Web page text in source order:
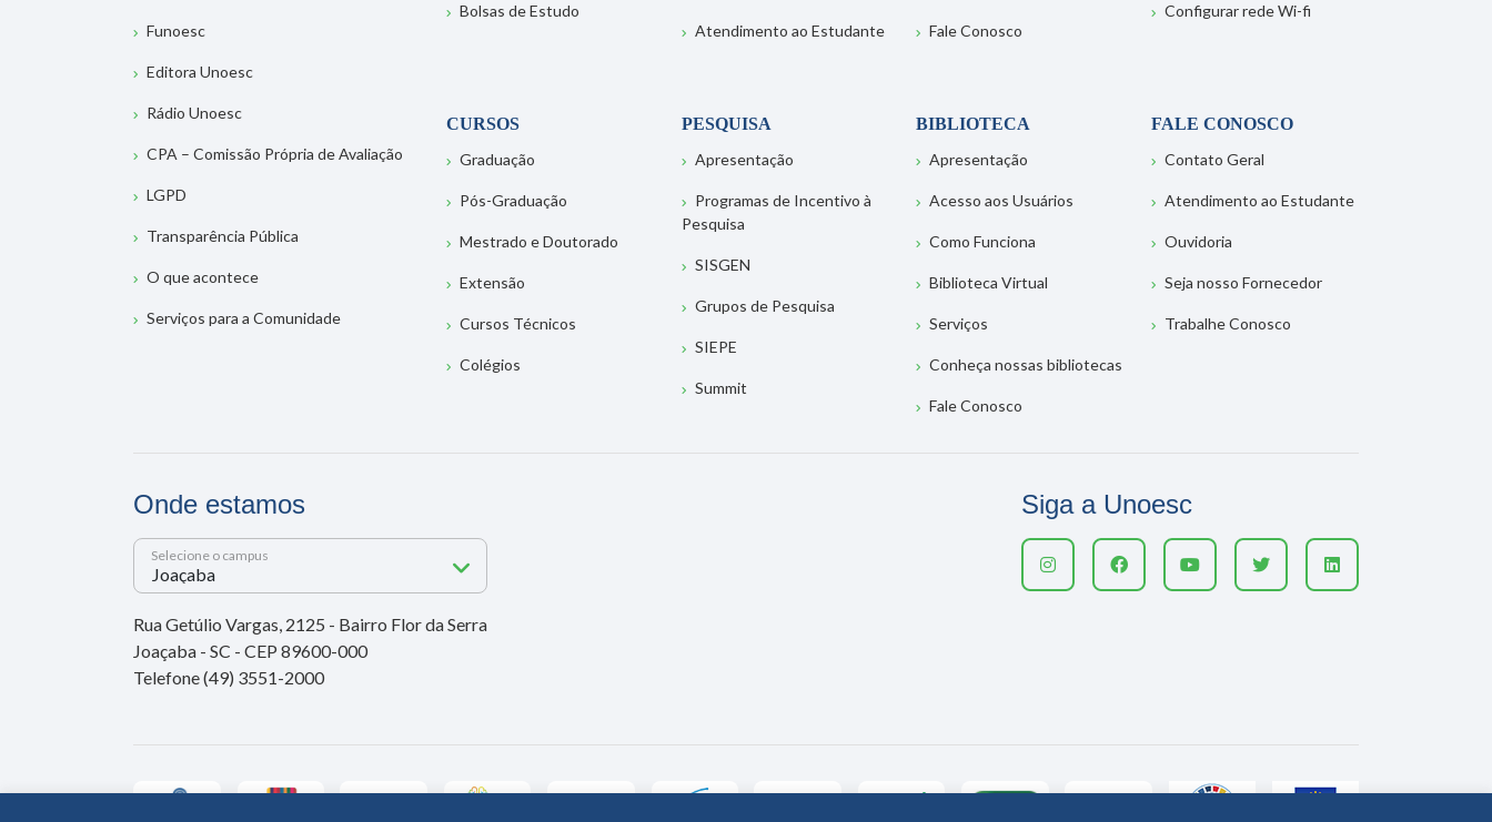
Funoesc
Editora Unoesc
Rádio Unoesc
CPA – Comissão Própria de Avaliação
LGPD
Transparência Pública
O que acontece
Serviços para a Comunidade
Bolsas de Estudo
Atendimento ao Estudante Fale Conosco
Configurar rede Wi-fi
CURSOS
Graduação
Pós-Graduação
Mestrado e Doutorado
Extensão
Cursos Técnicos
Colégios
PESQUISA
Apresentação
Programas de Incentivo à
Pesquisa
SISGEN
Grupos de Pesquisa
SIEPE
Summit
BIBLIOTECA
Apresentação
Acesso aos Usuários
Como Funciona
Biblioteca Virtual
Serviços
Conheça nossas bibliotecas
Fale Conosco
FALE CONOSCO
Contato Geral
Atendimento ao Estudante
Ouvidoria
Seja nosso Fornecedor
Trabalhe Conosco
Onde estamos
Selecione o campus
Rua Getúlio Vargas, 2125 - Bairro Flor da Serra
Joaçaba - SC - CEP 89600-000
Telefone (49) 3551-2000
Siga a Unoesc